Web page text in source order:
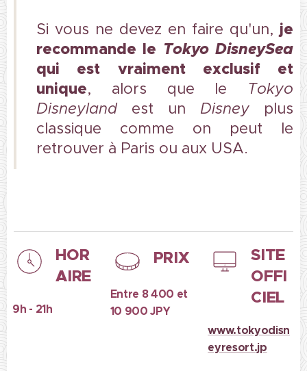
Si vous ne devez en faire qu'un, je
recommande le Tokyo DisneySea
qui est vraiment exclusif et
unique, alors que le Tokyo
Disneylandest un Disney plus
classique comme on peut le
retrouver à Paris ou aux USA.
HOR
AIRE
9h - 21h
PRIX
Entre 8 400 et
10 900 JPY
SITE
OFFI
CIEL
www.tokyodisn
eyresort.jp